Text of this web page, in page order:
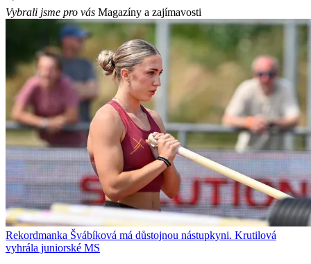
Vybrali jsme pro vás Magazíny a zajímavosti
Rekordmanka Švábíková má důstojnou nástupkyni. Krutilová
vyhrála juniorské MS